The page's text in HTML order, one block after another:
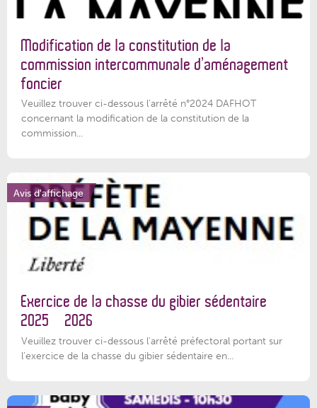
Modification de la constitution de la
commission intercommunale d’aménagement
foncier
Veuillez trouver ci-dessous l'arrêté n°2024 DAFHOT
concernant la modification de la constitution de la
commission...
Avis d'affichage
Exercice de la chasse du gibier sédentaire
2025 – 2026
Veuillez trouver ci-dessous l'arrêté préfectoral portant sur
l'exercice de la chasse du gibier sédentaire en...